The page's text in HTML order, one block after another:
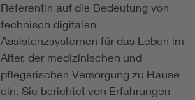
Referentin auf die Bedeutung von
technisch digitalen
Assistenzsystemen für das Leben im
Alter, der medizinischen und
pflegerischen Versorgung zu Hause
ein. Sie berichtet von Erfahrungen